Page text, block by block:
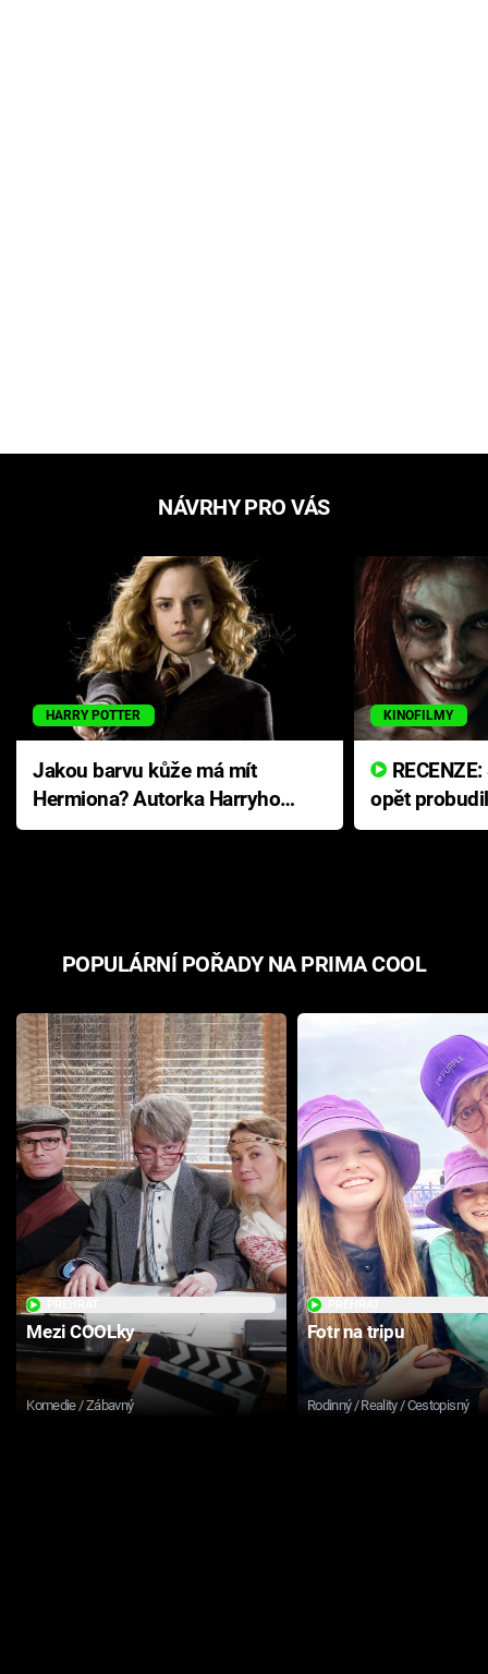
NÁVRHY PRO VÁS
HARRY POTTER
Jakou barvu kůže má mít
Hermiona? Autorka Harryho
Pottera přišla s ráznou
KINOFILMY
opět
přichází s
POPULÁRNÍ POŘADY NA PRIMA COOL
Mezi COOLky
Komedie / Zábavný
Fotr na tripu
Rodinný / Reality / Cestopisný